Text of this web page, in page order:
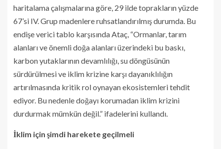
haritalama çalışmalarına göre, 29 ilde toprakların yüzde
67’si IV. Grup madenlere ruhsatlandırılmış durumda. Bu
endişe verici tablo karşısında Ataç, “Ormanlar, tarım
alanları ve önemli doğa alanları üzerindeki bu baskı,
karbon yutaklarının devamlılığı, su döngüsünün
sürdürülmesi ve iklim krizine karşı dayanıklılığın
artırılmasında kritik rol oynayan ekosistemleri tehdit
ediyor. Bu nedenle doğayı korumadan iklim krizini
durdurmak mümkün değil.” ifadelerini kullandı.
İklim için şimdi harekete geçilmeli